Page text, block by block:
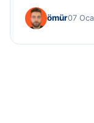
ömür07